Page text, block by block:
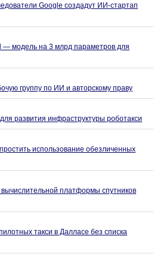
Google создадут ИИ-стартап
— модель на 3 млрд параметров для
группу по ИИ и авторскому праву
развития инфраструктуры роботакси
использование обезличенных
платформы спутников
такси в Далласе без списка